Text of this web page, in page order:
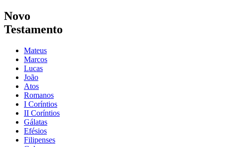
Novo
Testamento
Mateus
Marcos
Lucas
João
Atos
Romanos
I Coríntios
II Coríntios
Gálatas
Efésios
Filipenses